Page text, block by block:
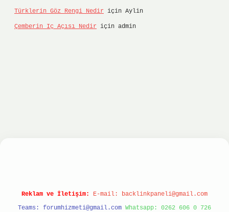
Türklerin Göz Rengi Nedir için Aylin
Çemberin Iç Açısı Nedir için admin
Reklam ve İletişim: E-mail: backlinkpaneli@gmail.com
Teams: forumhizmeti@gmail.com Whatsapp: 0262 606 0 726